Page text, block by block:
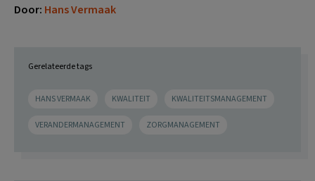
Door: Hans Vermaak
Gerelateerde tags
HANS VERMAAK KWALITEIT KWALITEITSMANAGEMENT
VERANDERMANAGEMENT ZORGMANAGEMENT